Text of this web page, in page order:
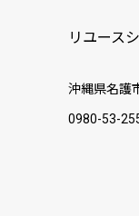
リユース
沖縄県名護
0980-53-